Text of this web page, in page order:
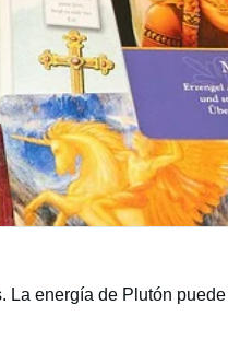
La energía de Plutón puede